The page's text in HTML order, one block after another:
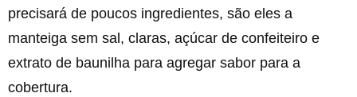
precisará de poucos ingredientes, são eles a
manteiga sem sal, claras, açúcar de confeiteiro e
extrato de baunilha para agregar sabor para a
cobertura.